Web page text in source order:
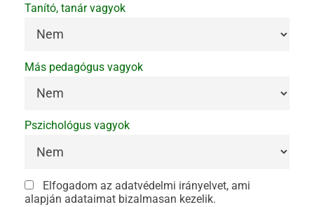
Tanító, tanár vagyok
Más pedagógus vagyok
Pszichológus vagyok
Elfogadom az adatvédelmi irányelvet, ami
alapján adataimat bizalmasan kezelik.